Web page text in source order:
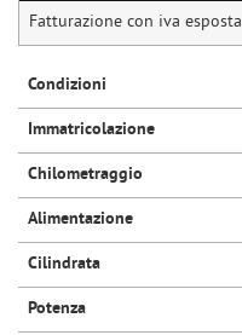
Fatturazione con iva esposta
Condizioni
Immatricolazione
Chilometraggio
Alimentazione
Cilindrata
Potenza